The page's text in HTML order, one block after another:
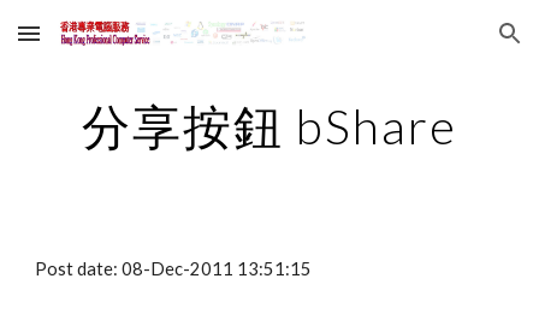
Skip to main content Skip to navigation
分享按鈕 bShare
Post date: 08-Dec-2011 13:51:15